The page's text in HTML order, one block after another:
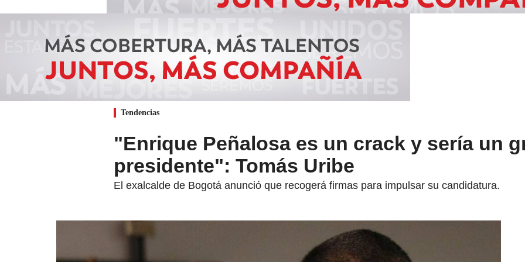
Tendencias
"Enrique Peñalosa es un crack y sería un
presidente": Tomás Uribe
El exalcalde de Bogotá anunció que recogerá firmas para impulsar su candidatura.